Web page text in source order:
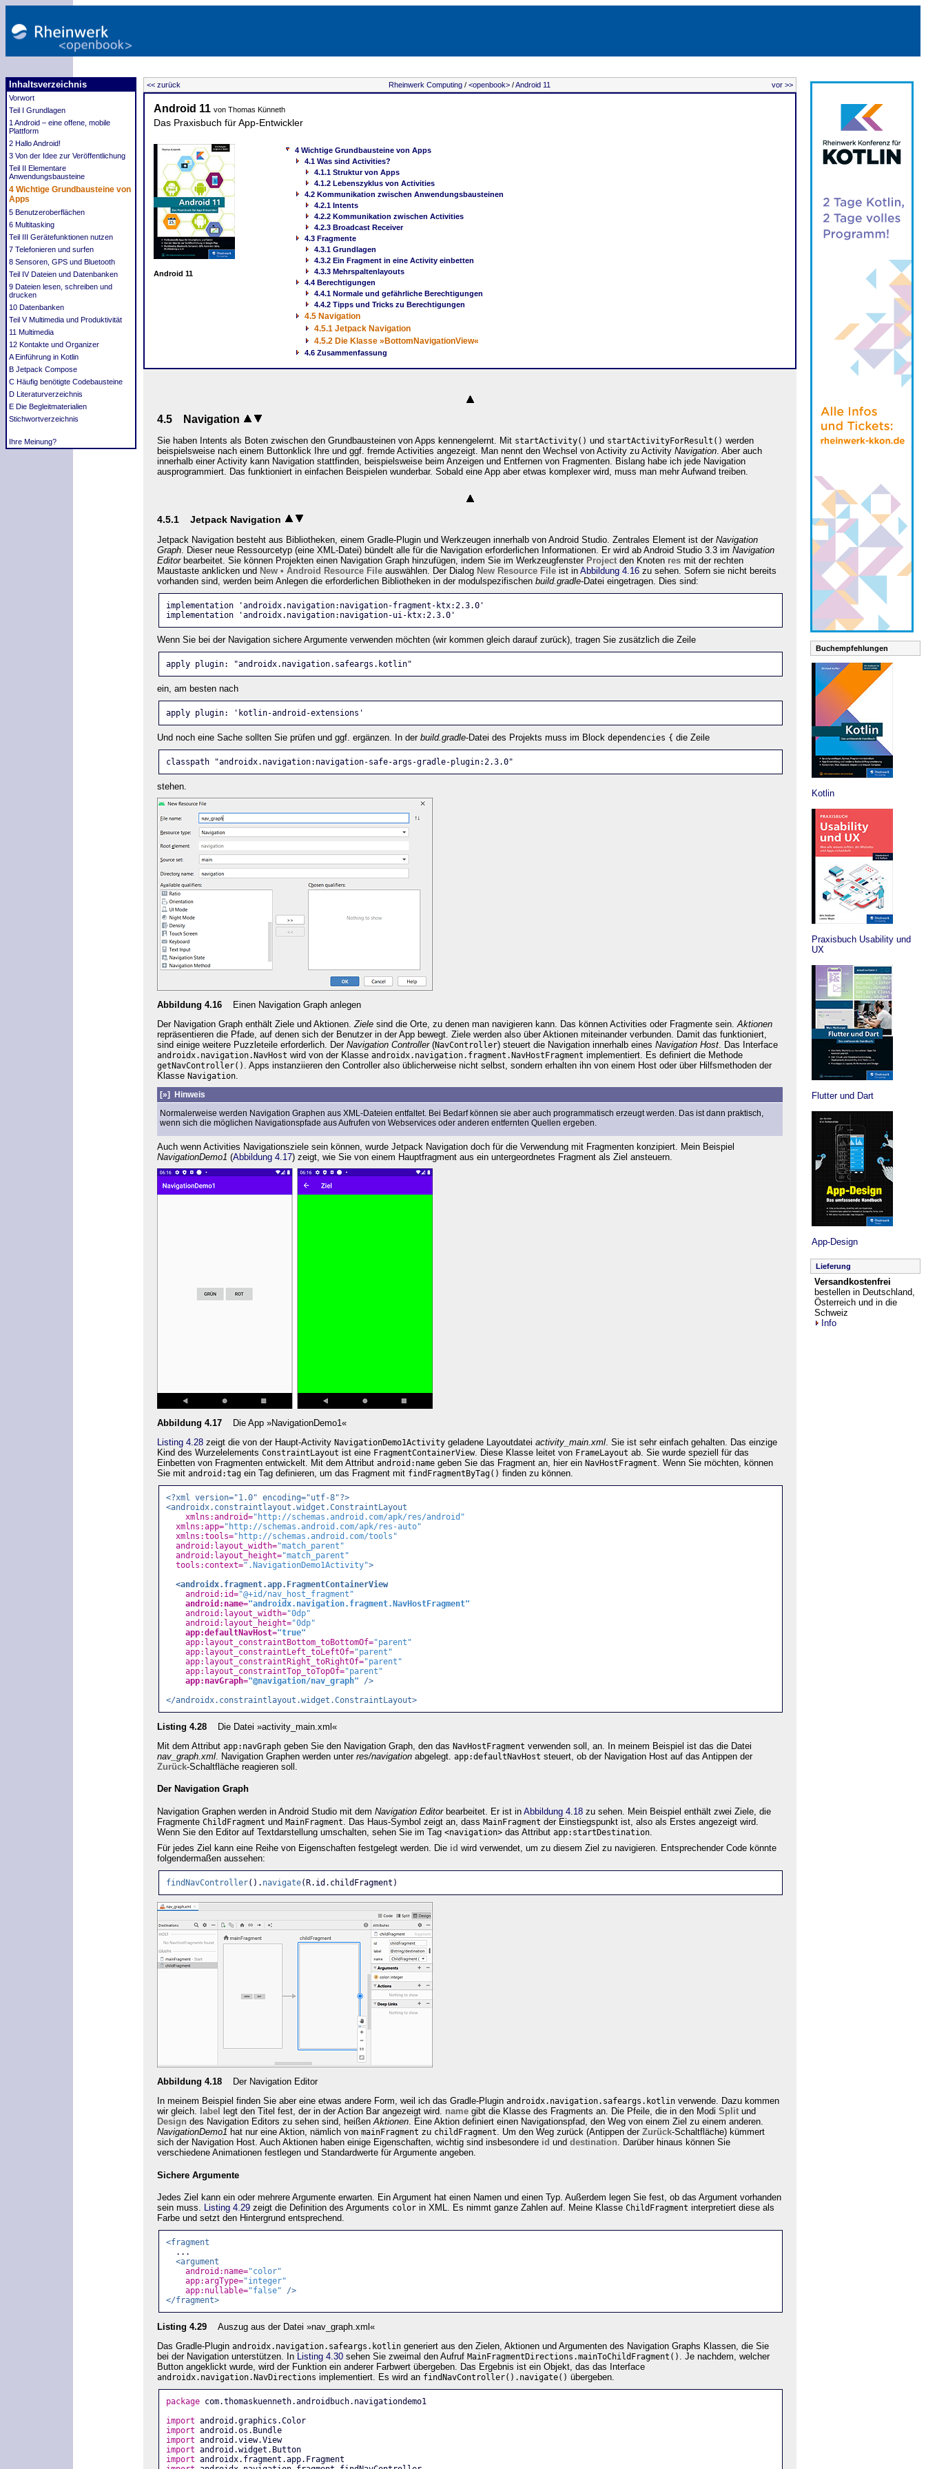
Inhaltsverzeichnis
Vorwort
Teil I Grundlagen
1 Android – eine offene, mobile
Plattform
2 Hallo Android!
3 Von der Idee zur Veröffentlichung
Teil II Elementare
Anwendungsbausteine
4 Wichtige Grundbausteine von
Apps
5 Benutzeroberflächen
6 Multitasking
Teil III Gerätefunktionen nutzen
7 Telefonieren und surfen
8 Sensoren, GPS und Bluetooth
Teil IV Dateien und Datenbanken
9 Dateien lesen, schreiben und
drucken
10 Datenbanken
Teil V Multimedia und Produktivität
11 Multimedia
12 Kontakte und Organizer
A Einführung in Kotlin
B Jetpack Compose
C Häufig benötigte Codebausteine
D Literaturverzeichnis
E Die Begleitmaterialien
Stichwortverzeichnis
Ihre Meinung?
<< zurück Rheinwerk Computing/ <openbook>/Android 11 vor >>
Android 11 von Thomas Künneth
Das Praxisbuch für App-Entwickler
Android 11
4 Wichtige Grundbausteine von Apps
4.1 Was sind Activities?
4.1.1 Struktur von Apps
4.1.2 Lebenszyklus von Activities
4.2 Kommunikation zwischen Anwendungsbausteinen
4.2.1 Intents
4.2.2 Kommunikation zwischen Activities
4.2.3 Broadcast Receiver
4.3 Fragmente
4.3.1 Grundlagen
4.3.2 Ein Fragment in eine Activity einbetten
4.3.3 Mehrspaltenlayouts
4.4 Berechtigungen
4.4.1 Normale und gefährliche Berechtigungen
4.4.2 Tipps und Tricks zu Berechtigungen
4.5 Navigation
4.5.1 Jetpack Navigation
4.5.2 Die Klasse »BottomNavigationView«
4.6 Zusammenfassung
4.5 Navigation
Sie haben Intents als Boten zwischen den Grundbausteinen von Apps kennengelernt. Mit startActivity() und startActivityForResult() werden
beispielsweise nach einem Buttonklick Ihre und ggf. fremde Activities angezeigt. Man nennt den Wechsel von Activity zu Activity Navigation . Aber auch
innerhalb einer Activity kann Navigation stattfinden, beispielsweise beim Anzeigen und Entfernen von Fragmenten. Bislang habe ich jede Navigation
ausprogrammiert. Das funktioniert in einfachen Beispielen wunderbar. Sobald eine App aber etwas komplexer wird, muss man mehr Aufwand treiben.
4.5.1 Jetpack Navigation
Jetpack Navigation besteht aus Bibliotheken, einem Gradle-Plugin und Werkzeugen innerhalb von Android Studio. Zentrales Element ist der Navigation
Graph. Dieser neue Ressourcetyp (eine XML-Datei) bündelt alle für die Navigation erforderlichen Informationen. Er wird ab Android Studio 3.3 im Navigation
Editorbearbeitet. Sie können Projekten einen Navigation Graph hinzufügen, indem Sie im Werkzeugfenster Project den Knoten res mit der rechten
Maustaste anklicken und New • Android Resource File auswählen. Der Dialog New Resource File ist in Abbildung 4.16 zu sehen. Sofern sie nicht bereits
vorhanden sind, werden beim Anlegen die erforderlichen Bibliotheken in der modulspezifischen build.gradle-Datei eingetragen. Dies sind:
implementation 'androidx.navigation:navigation-fragment-ktx:2.3.0'
implementation 'androidx.navigation:navigation-ui-ktx:2.3.0'
Wenn Sie bei der Navigation sichere Argumente verwenden möchten (wir kommen gleich darauf zurück), tragen Sie zusätzlich die Zeile
apply plugin: "androidx.navigation.safeargs.kotlin"
ein, am besten nach
apply plugin: 'kotlin-android-extensions'
Und noch eine Sache sollten Sie prüfen und ggf. ergänzen. In der build.gradle-Datei des Projekts muss im Block dependencies { die Zeile
classpath "androidx.navigation:navigation-safe-args-gradle-plugin:2.3.0"
stehen.
Abbildung 4.16 Einen Navigation Graph anlegen
Der Navigation Graph enthält Ziele und Aktionen. Ziele sind die Orte, zu denen man navigieren kann. Das können Activities oder Fragmente sein. Aktionen
repräsentieren die Pfade, auf denen sich der Benutzer in der App bewegt. Ziele werden also über Aktionen miteinander verbunden. Damit das funktioniert,
sind einige weitere Puzzleteile erforderlich. Der Navigation Controller(NavController) steuert die Navigation innerhalb eines Navigation Host . Das Interface
androidx.navigation.NavHost wird von der Klasse androidx.navigation.fragment.NavHostFragment implementiert. Es definiert die Methode
getNavController()
. Apps instanziieren den Controller also üblicherweise nicht selbst, sondern erhalten ihn von einem Host oder über Hilfsmethoden der
Klasse Navigation
[»] Hinweis
Normalerweise werden Navigation Graphen aus XML-Dateien entfaltet. Bei Bedarf können sie aber auch programmatisch erzeugt werden. Das ist dann praktisch,
wenn sich die möglichen Navigationspfade aus Aufrufen von Webservices oder anderen entfernten Quellen ergeben.
Auch wenn Activities Navigationsziele sein können, wurde Jetpack Navigation doch für die Verwendung mit Fragmenten konzipiert. Mein Beispiel
NavigationDemo1 (Abbildung 4.17) zeigt, wie Sie von einem Hauptfragment aus ein untergeordnetes Fragment als Ziel ansteuern.
Abbildung 4.17 Die App »NavigationDemo1«
Listing 4.28 zeigt die von der Haupt-Activity NavigationDemo1Activity geladene Layoutdatei activity_main.xml. Sie ist sehr einfach gehalten. Das einzige
Kind des Wurzelelements ConstraintLayout ist eine FragmentContainerView. Diese Klasse leitet von FrameLayout ab. Sie wurde speziell für das
Einbetten von Fragmenten entwickelt. Mit dem Attribut android:name geben Sie das Fragment an, hier ein NavHostFragment. Wenn Sie möchten, können
Sie mit android:tag ein Tag definieren, um das Fragment mit findFragmentByTag() finden zu können.
<?xml version="1.0" encoding="utf-8"?>
<androidx.constraintlayout.widget.ConstraintLayout
xmlns:android="http://schemas.android.com/apk/res/android"
xmlns:app="http://schemas.android.com/apk/res-auto"
xmlns:tools="http://schemas.android.com/tools"
android:layout_width="match_parent"
android:layout_height="match_parent"
tools:context=".NavigationDemo1Activity">
<androidx.fragment.app.FragmentContainerView
android:id="@+id/nav_host_fragment"
android:name="androidx.navigation.fragment.NavHostFragment"
android:layout_width="0dp"
android:layout_height="0dp"
app:defaultNavHost="true"
app:layout_constraintBottom_toBottomOf="parent"
app:layout_constraintLeft_toLeftOf="parent"
app:layout_constraintRight_toRightOf="parent"
app:layout_constraintTop_toTopOf="parent"
app:navGraph="@navigation/nav_graph"
/>
</androidx.constraintlayout.widget.ConstraintLayout>
Listing 4.28 Die Datei »activity_main.xml«
Mit dem Attribut app:navGraph geben Sie den Navigation Graph, den das NavHostFragment verwenden soll, an. In meinem Beispiel ist das die Datei
nav_graph.xml. Navigation Graphen werden unter res/navigation abgelegt. app:defaultNavHost steuert, ob der Navigation Host auf das Antippen der
Zurück-Schaltfläche reagieren soll.
Der Navigation Graph
Navigation Graphen werden in Android Studio mit dem Navigation Editorbearbeitet. Er ist in Abbildung 4.18 zu sehen. Mein Beispiel enthält zwei Ziele, die
Fragmente ChildFragment und MainFragment . Das Haus-Symbol zeigt an, dass MainFragment der Einstiegspunkt ist, also als Erstes angezeigt wird.
Wenn Sie den Editor auf Textdarstellung umschalten, sehen Sie im Tag <navigation> das Attribut app:startDestination
Für jedes Ziel kann eine Reihe von Eigenschaften festgelegt werden. Die id wird verwendet, um zu diesem Ziel zu navigieren. Entsprechender Code könnte
folgendermaßen aussehen:
findNavController(). navigate(R.id.childFragment)
Abbildung 4.18
Der Navigation Editor
In meinem Beispiel finden Sie aber eine etwas andere Form, weil ich das Gradle-Plugin androidx.navigation.safeargs.kotlin verwende. Dazu kommen
wir gleich. label legt den Titel fest, der in der Action Bar angezeigt wird. name gibt die Klasse des Fragments an. Die Pfeile, die in den Modi Split und
Design des Navigation Editors zu sehen sind, heißenAktionen. Eine Aktion definiert einen Navigationspfad, den Weg von einem Ziel zu einem anderen.
NavigationDemo1 hat nur eine Aktion, nämlich von mainFragment zu childFragment. Um den Weg zurück (Antippen der Zurück-Schaltfläche) kümmert
sich der Navigation Host. Auch Aktionen haben einige Eigenschaften, wichtig sind insbesondere id und destination. Darüber hinaus können Sie
verschiedene Animationen festlegen und Standardwerte für Argumente angeben.
Sichere Argumente
Jedes Ziel kann ein oder mehrere Argumente erwarten. Ein Argument hat einen Namen und einen Typ. Außerdem legen Sie fest, ob das Argument vorhanden
sein muss. Listing 4.29 zeigt die Definition des Arguments color in XML. Es nimmt ganze Zahlen auf. Meine Klasse ChildFragment interpretiert diese als
Farbe und setzt den Hintergrund entsprechend.
<fragment
  ...
<argument
android:name="color"
app:argType="integer"
app:nullable="false"
/>
</fragment>
Listing 4.29 Auszug aus der Datei »nav_graph.xml«
Das Gradle-Plugin androidx.navigation.safeargs.kotlin generiert aus den Zielen, Aktionen und Argumenten des Navigation Graphs Klassen, die Sie
bei der Navigation unterstützen. In Listing 4.30 sehen Sie zweimal den Aufruf MainFragmentDirections.mainToChildFragment() . Je nachdem, welcher
Button angeklickt wurde, wird der Funktion ein anderer Farbwert übergeben. Das Ergebnis ist ein Objekt, das das Interface
androidx.navigation.NavDirections implementiert. Es wird an findNavController().navigate() übergeben.
package com.thomaskuenneth.androidbuch.navigationdemo1
import android.graphics.Color
import android.os.Bundle
import android.view.View
import android.widget.Button
import androidx.fragment.app.Fragment
Buchempfehlungen
Kotlin
Praxisbuch Usability und
UX
Flutter und Dart
App-Design
Lieferung
Versandkostenfrei
bestellen in Deutschland,
Österreich und in die
Schweiz
Info